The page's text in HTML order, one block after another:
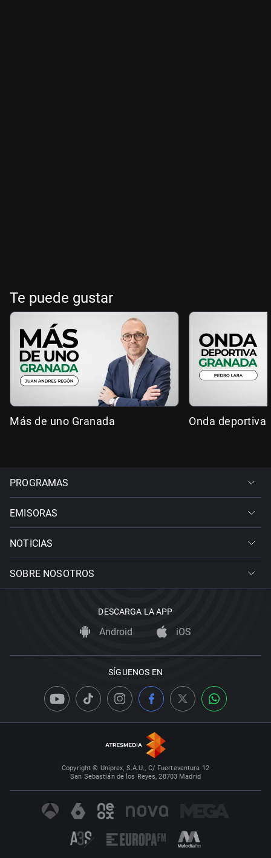
Te puede gustar
Más de uno Granada Onda deportiva
PROGRAMAS
EMISORAS
NOTICIAS
SOBRE NOSOTROS
DESCARGA LA APP
Android iOS
SÍGUENOS EN
Copyright © Uniprex, S.A.U., C/ Fuerteventura 12
San Sebastián de los Reyes, 28703 Madrid